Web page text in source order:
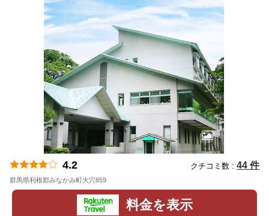
4.2 クチコミ数 : 44 件
群馬県利根郡みなかみ町大穴859
料金を表示